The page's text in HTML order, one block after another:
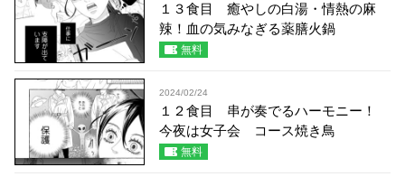
１３食目 癒やしの白湯・情熱の麻
辣！血の気みなぎる薬膳火鍋
無料
2024/02/24
１２食目 串が奏でるハーモニー！
今夜は女子会 コース焼き鳥
無料